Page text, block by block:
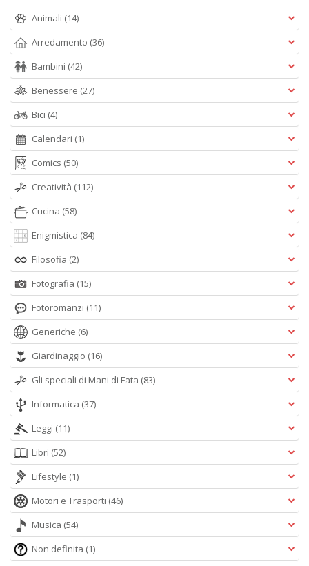
Animali (14)
Arredamento (36)
Bambini (42)
Benessere (27)
Bici (4)
Calendari (1)
Comics (50)
Creatività (112)
Cucina (58)
Enigmistica (84)
Filosofia (2)
Fotografia (15)
Fotoromanzi (11)
Generiche (6)
Giardinaggio (16)
Gli speciali di Mani di Fata (83)
Informatica (37)
Leggi (11)
Libri (52)
Lifestyle (1)
Motori e Trasporti (46)
Musica (54)
Non definita (1)